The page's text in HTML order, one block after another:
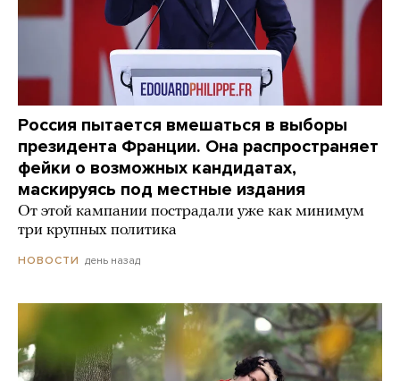
Россия пытается вмешаться в выборы
президента Франции. Она распространяет
фейки о возможных кандидатах,
маскируясь под местные издания
От этой кампании пострадали уже как минимум
три крупных политика
НОВОСТИ день назад